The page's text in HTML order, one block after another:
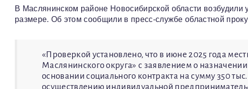
В Маслянинском районе Новосибирской области
размере. Об этом сообщили в пресс-службе областной
«Проверкой установлено, что в июне 2025 года
Маслянинского округа» с заявлением о
основании социального контракта на сумму 350
осуществлению индивидуальной